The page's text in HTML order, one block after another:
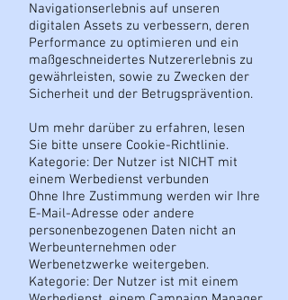
Navigationserlebnis auf unseren
digitalen Assets zu verbessern, deren
Performance zu optimieren und ein
maßgeschneidertes Nutzererlebnis zu
gewährleisten, sowie zu Zwecken der
Sicherheit und der Betrugsprävention.
Um mehr darüber zu erfahren, lesen
Sie bitte unsere Cookie-Richtlinie.
Kategorie: Der Nutzer ist NICHT mit
einem Werbedienst verbunden
Ohne Ihre Zustimmung werden wir Ihre
E-Mail-Adresse oder andere
personenbezogenen Daten nicht an
Werbeunternehmen oder
Werbenetzwerke weitergeben.
Kategorie: Der Nutzer ist mit einem